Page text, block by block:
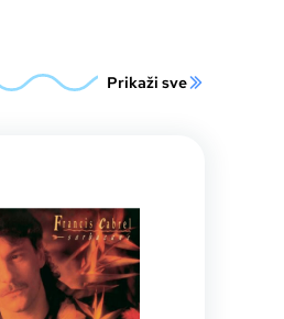
Prikaži sve